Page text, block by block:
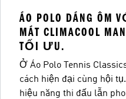
ÁO POLO DÁNG ÔM
MÁT CLIMACOOL
TỐI ƯU.
Ở Áo Polo Tennis
cách hiện đại cùng hội
hiệu năng thi đấu lẫn